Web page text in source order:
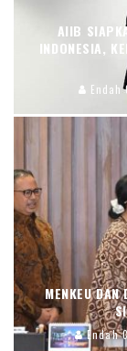
AIIB
INDONESIA,
Endah
MENKEU DAN
Endah